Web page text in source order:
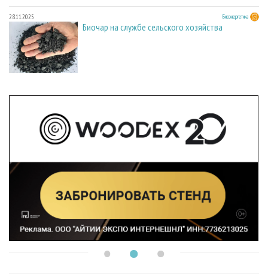
28.11.2025 Биоэнергетика
Биочар на службе сельского хозяйства